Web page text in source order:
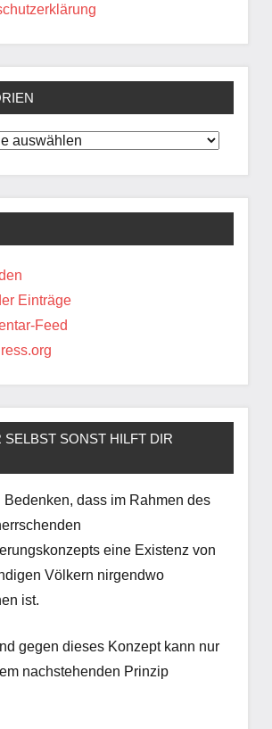
Einträge
Feed
SELBST SONST HILFT DIR
Bedenken, dass im Rahmen des
eine Existenz von
Völkern nirgendwo
ist.
gegen dieses Konzept kann nur
nachstehenden Prinzip